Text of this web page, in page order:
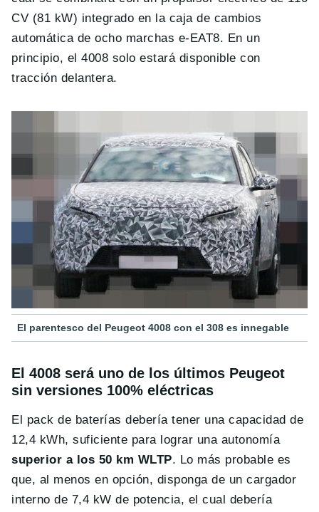
CV (81 kW) integrado en la caja de cambios
automática de ocho marchas e-EAT8. En un
principio, el 4008 solo estará disponible con
tracción delantera.
El parentesco del Peugeot 4008 con el 308 es innegable
El 4008 será uno de los últimos Peugeot
sin versiones 100% eléctricas
El pack de baterías debería tener una capacidad de
12,4 kWh, suficiente para lograr una autonomía
superior a los 50 km WLTP. Lo más probable es
que, al menos en opción, disponga de un cargador
interno de 7,4 kW de potencia, el cual debería